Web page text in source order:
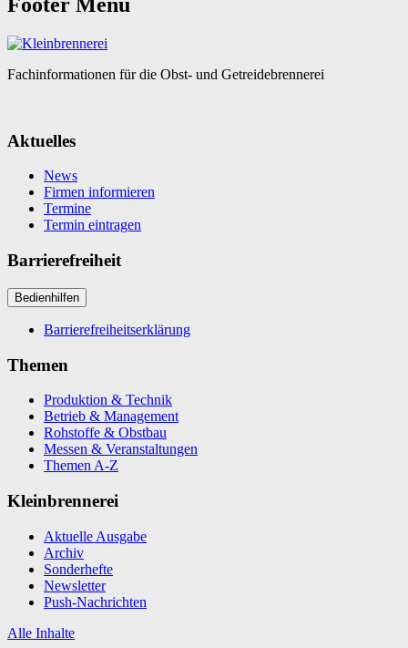
Fachinformationen für die Obst- und Getreidebrennerei
Aktuelles
News
Firmen informieren
Termine
Termin eintragen
Barrierefreiheit
Bedienhilfen
Barrierefreiheitserklärung
Themen
Produktion & Technik
Betrieb & Management
Rohstoffe & Obstbau
Messen & Veranstaltungen
Themen A-Z
Kleinbrennerei
Aktuelle Ausgabe
Archiv
Sonderhefte
Newsletter
Push-Nachrichten
Alle Inhalte